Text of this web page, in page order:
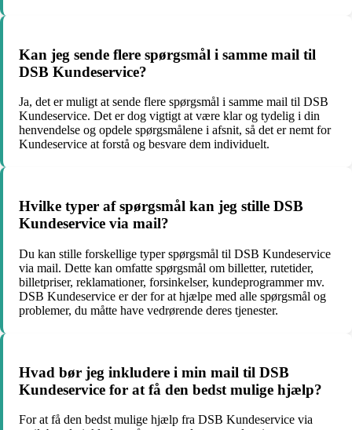
Kan jeg sende flere spørgsmål i samme mail til
DSB Kundeservice?
Ja, det er muligt at sende flere spørgsmål i samme mail til DSB
Kundeservice. Det er dog vigtigt at være klar og tydelig i din
henvendelse og opdele spørgsmålene i afsnit, så det er nemt for
Kundeservice at forstå og besvare dem individuelt.
Hvilke typer af spørgsmål kan jeg stille DSB
Kundeservice via mail?
Du kan stille forskellige typer spørgsmål til DSB Kundeservice
via mail. Dette kan omfatte spørgsmål om billetter, rutetider,
billetpriser, reklamationer, forsinkelser, kundeprogrammer mv.
DSB Kundeservice er der for at hjælpe med alle spørgsmål og
problemer, du måtte have vedrørende deres tjenester.
Hvad bør jeg inkludere i min mail til DSB
Kundeservice for at få den bedst mulige hjælp?
For at få den bedst mulige hjælp fra DSB Kundeservice via